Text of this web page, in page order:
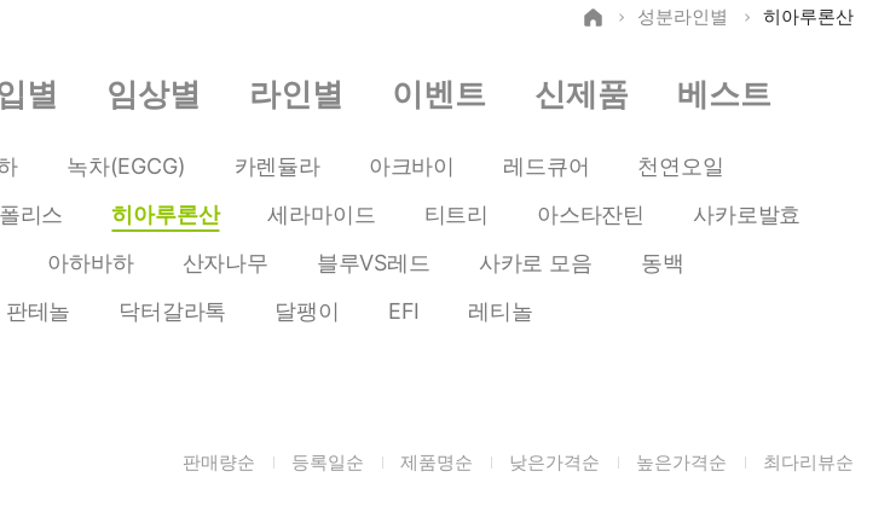
블/시카
/건조/속당
백/화이트닝/
티에이징/주
/탄력
EGF/FGF/IGF
콜라겐
히알루론산
병풀/센텔라
판테놀
중성
지성
복합성
민감성
시사모
상품문의
시드물통신
전 어떻게 써요?
포토사용 후기
장바구니
최근본상품
성분라인별 히아루론산
별 임상별 라인별 이벤트 신제품 베스트
녹차(EGCG) 카렌듈라 아크바이 레드큐어
천연오일
리스 히아루론산 세라마이드 티트리 아스타잔틴
사카로발효
아하바하 산자나무 블루VS레드 사카로 모음
동백
판테놀 닥터갈라톡 달팽이 EFI 레티놀
판매량순 등록일순 제품명순 낮은가격순 높은가격순 최다리뷰순